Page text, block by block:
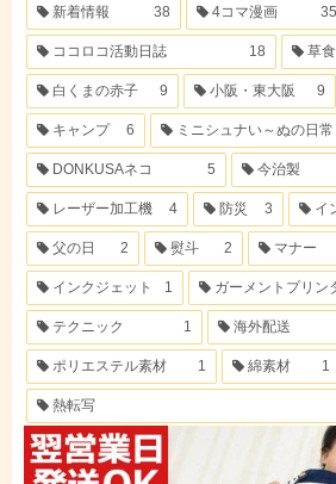
新着情報 38 4コマ漫画 35
ココロコ活動日誌 18 草食
白くまの赤子 9 小阪・東大阪 9
キャンプ 6 ミニシュナい～ぬの日常
DONKUSAネコ 5 今治製
レーザー加工機 4 防災 3 イ
父の日 2 熨斗 2 マナー
インクジェット 1 ガーメントプリン
テクニック 1 海外配送
ポリエステル素材 1 綿素材 1
熱転写